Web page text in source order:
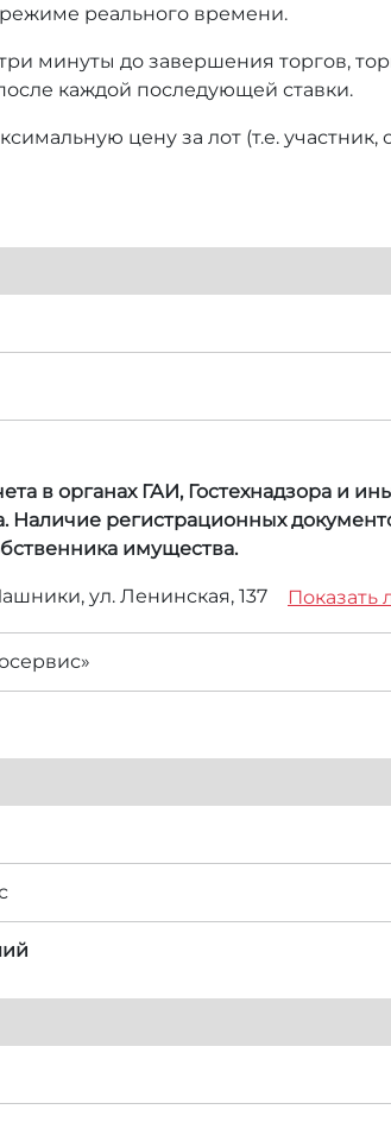
режиме реального времени.
минуты до завершения торгов,
каждой последующей ставки.
цену за лот (т.е. участник,
в органах ГАИ, Гостехнадзора и
регистрационных
имущества.
ул. Ленинская, 137 Показать